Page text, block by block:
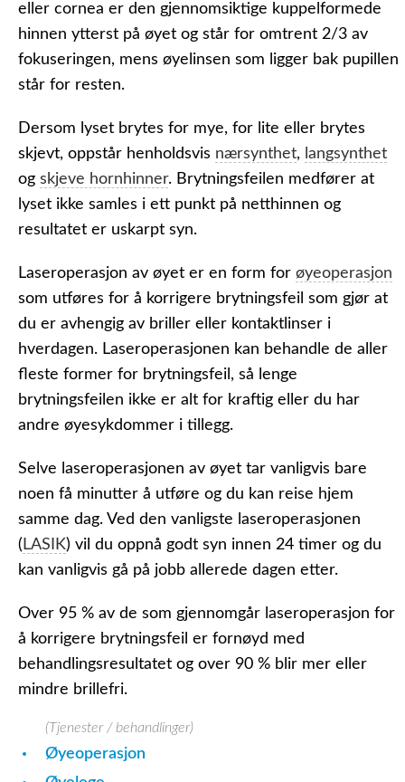
eller cornea er den gjennomsiktige kuppelformede
hinnen ytterst på øyet og står for omtrent 2/3 av
fokuseringen, mens øyelinsen som ligger bak pupillen
står for resten.
Dersom lyset brytes for mye, for lite eller brytes
skjevt, oppstår henholdsvis nærsynthet, langsynthet
og skjeve hornhinner. Brytningsfeilen medfører at
lyset ikke samles i ett punkt på netthinnen og
resultatet er uskarpt syn.
Laseroperasjon av øyet er en form for øyeoperasjon
som utføres for å korrigere brytningsfeil som gjør at
du er avhengig av briller eller kontaktlinser i
hverdagen. Laseroperasjonen kan behandle de aller
fleste former for brytningsfeil, så lenge
brytningsfeilen ikke er alt for kraftig eller du har
andre øyesykdommer i tillegg.
Selve laseroperasjonen av øyet tar vanligvis bare
noen få minutter å utføre og du kan reise hjem
samme dag. Ved den vanligste laseroperasjonen
( LASIK) vil du oppnå godt syn innen 24 timer og du
kan vanligvis gå på jobb allerede dagen etter.
Over 95 % av de som gjennomgår laseroperasjon for
å korrigere brytningsfeil er fornøyd med
behandlingsresultatet og over 90 % blir mer eller
mindre brillefri.
(Tjenester / behandlinger)
Øyeoperasjon